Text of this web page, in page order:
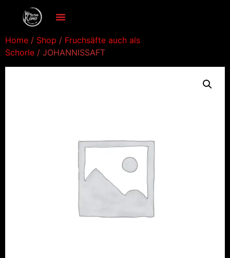
Home / Shop / Fruchsäfte auch als
Schorle / JOHANNISSAFT